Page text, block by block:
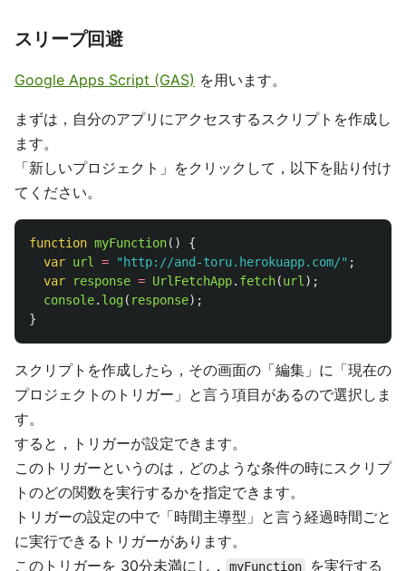
スリープ回避
Google Apps Script (GAS) を用います。
まずは，自分のアプリにアクセスするスクリプトを作成し
ます。
「新しいプロジェクト」をクリックして，以下を貼り付け
てください。
function myFunction()
{
var url = " http://and-toru.herokuapp.com/" ;
var
response = UrlFetchApp. fetch(url );
console. log( response);
}
スクリプトを作成したら，その画面の「編集」に「現在の
プロジェクトのトリガー」と言う項目があるので選択しま
す。
すると，トリガーが設定できます。
このトリガーというのは，どのような条件の時にスクリプ
トのどの関数を実行するかを指定できます。
トリガーの設定の中で「時間主導型」と言う経過時間ごと
に実行できるトリガーがあります。
このトリガーを 30分未満にし，
myFunction
を実行する